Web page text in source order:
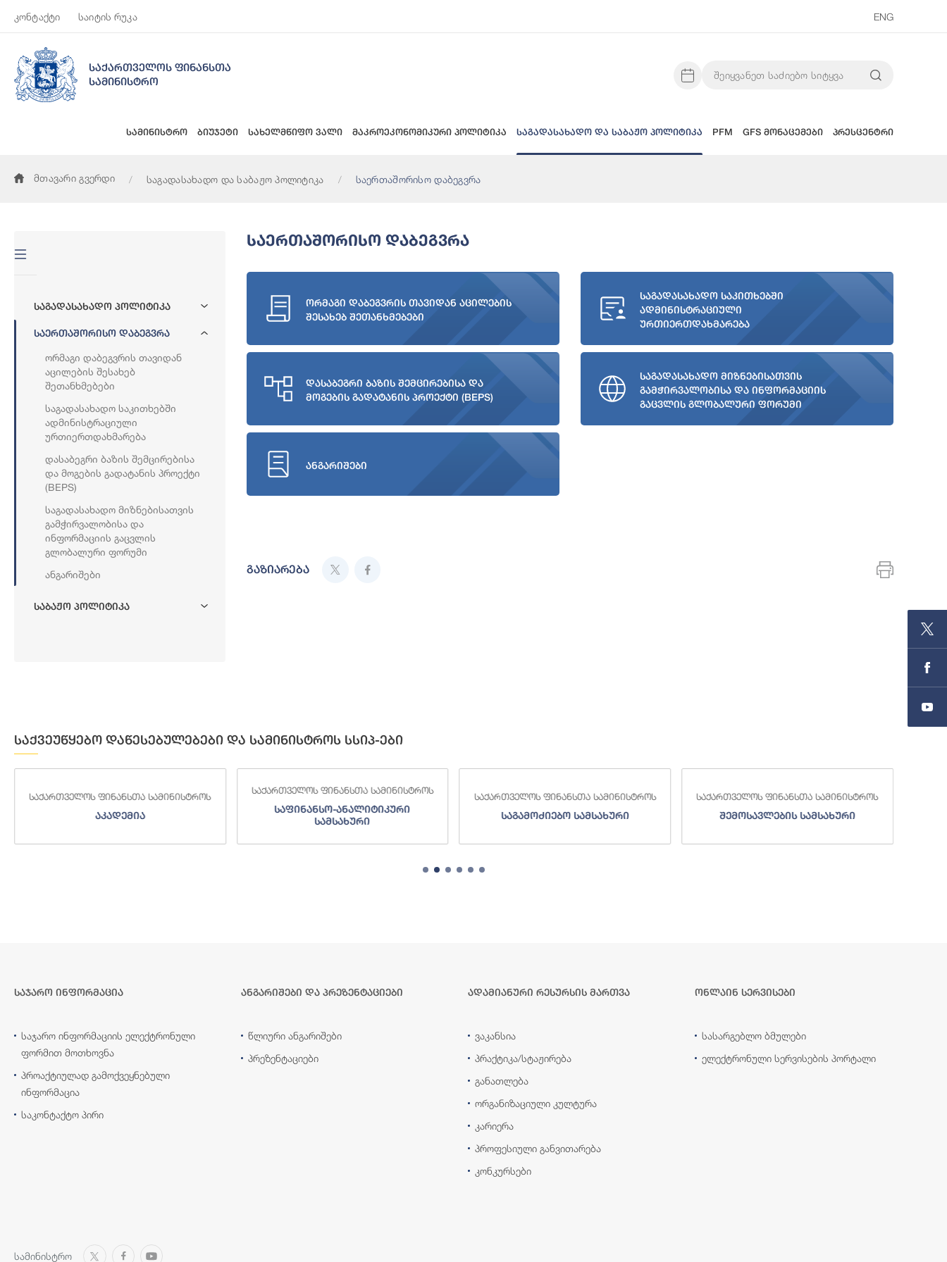
კონტაქტი საიტის რუკა ENG
საქართველოს ფინანსთა
სამინისტრო
სამინისტრო ბიუჯეტი სახელმწიფო ვალი მაკროეკონომიკური პოლიტიკა საგადასახადო და საბაჟო პოლიტიკა PFM GFS მონაცემები პრესცენტრი
მთავარი გვერდი საგადასახადო და საბაჟო პოლიტიკა საერთაშორისო დაბეგვრა
Საგადასახადო Პოლიტიკა
Საერთაშორისო Დაბეგვრა
Ორმაგი Დაბეგვრის Თავიდან
Აცილების Შესახებ
Შეთანხმებები
Საგადასახადო Საკითხებში
Ადმინისტრაციული
Ურთიერთდახმარება
Დასაბეგრი Ბაზის Შემცირებისა
Და Მოგების Გადატანის Პროექტი
(BEPS)
Საგადასახადო Მიზნებისათვის
Გამჭირვალობისა Და
Ინფორმაციის Გაცვლის
Გლობალური Ფორუმი
Ანგარიშები
Საბაჟო Პოლიტიკა
Საერთაშორისო Დაბეგვრა
ორმაგი დაბეგვრის თავიდან აცილების
შესახებ შეთანხმებები
საგადასახადო საკითხებში
ადმინისტრაციული
ურთიერთდახმარება
დასაბეგრი ბაზის შემცირებისა და
მოგების გადატანის პროექტი (BEPS)
საგადასახადო მიზნებისათვის
გამჭირვალობისა და ინფორმაციის
გაცვლის გლობალური ფორუმი
ანგარიშები
გაზიარება
საქვეუწყებო დაწესებულებები და სამინისტროს სსიპ-ები
საფინანსო-ანალიტიკური
სამსახური
საქართველოს ფინანსთა სამინისტროს
საგამოძიებო სამსახური
საქართველოს ფინანსთა სამინისტროს
შემოსავლების სამსახური
საქართველოს ფინანსთა სამინისტროს
სახელმწიფო ხაზინა
საჯარო ინფორმაცია
საჯარო ინფორმაციის ელექტრონული
ფორმით მოთხოვნა
პროაქტიულად გამოქვეყნებული
ინფორმაცია
საკონტაქტო პირი
ანგარიშები და პრეზენტაციები
წლიური ანგარიშები
პრეზენტაციები
ადამიანური რესურსის მართვა
ვაკანსია
პრაქტიკა/სტაჟირება
განათლება
ორგანიზაციული კულტურა
კარიერა
პროფესიული განვითარება
კონკურსები
ონლაინ სერვისები
სასარგებლო ბმულები
ელექტრონული სერვისების პორტალი
სამინისტრო